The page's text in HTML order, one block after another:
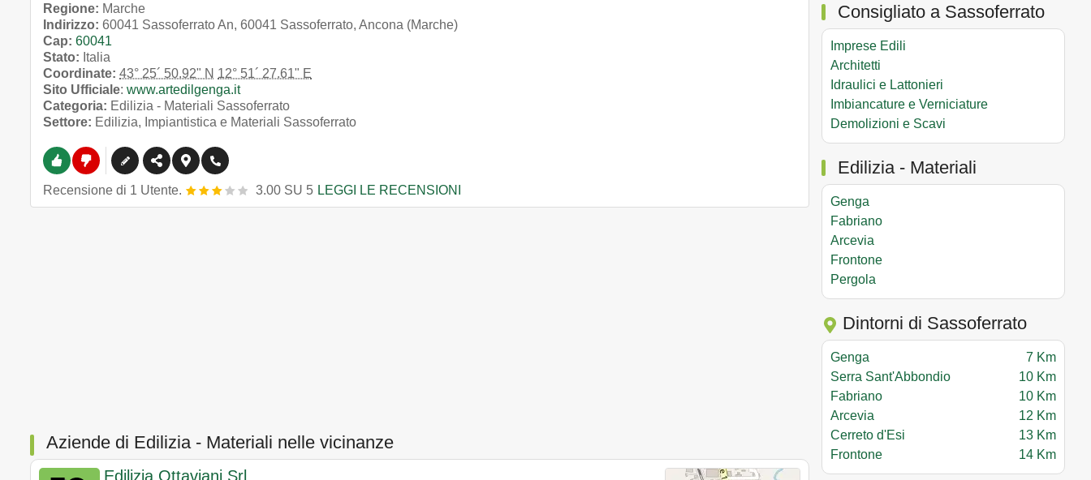
Regione: Marche
Indirizzo: 60041 Sassoferrato An, 60041 Sassoferrato, Ancona (Marche)
Cap: 60041
Stato: Italia
Coordinate: 43° 25´ 50.92" N 12° 51´ 27.61" E
Sito Ufficiale: www.artedilgenga.it
Categoria: Edilizia - Materiali Sassoferrato
Settore: Edilizia, Impiantistica e Materiali Sassoferrato
Recensione di 1 Utente. 3.00 SU 5 LEGGI LE RECENSIONI
Aziende di Edilizia - Materiali nelle vicinanze
Edilizia Ottaviani Srl
Consigliato a Sassoferrato
Imprese Edili
Architetti
Idraulici e Lattonieri
Imbiancature e Verniciature
Demolizioni e Scavi
Edilizia - Materiali
Genga
Fabriano
Arcevia
Frontone
Pergola
Dintorni di Sassoferrato
Genga
7 Km
Serra Sant'Abbondio
10 Km
Fabriano
10 Km
Arcevia
12 Km
Cerreto d'Esi
13 Km
Frontone
14 Km